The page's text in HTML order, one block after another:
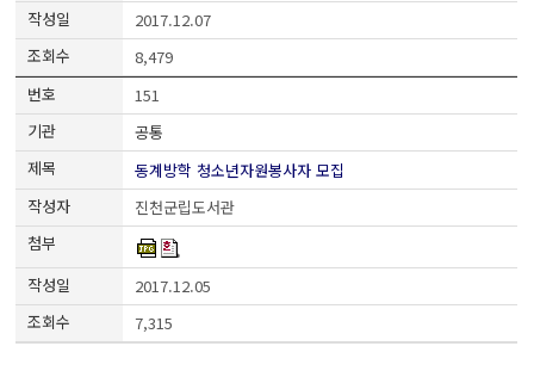
2017.12.07
8,479
151
공통
동계방학 청소년자원봉사자 모집
진천군립도서관
2017.12.05
7,315